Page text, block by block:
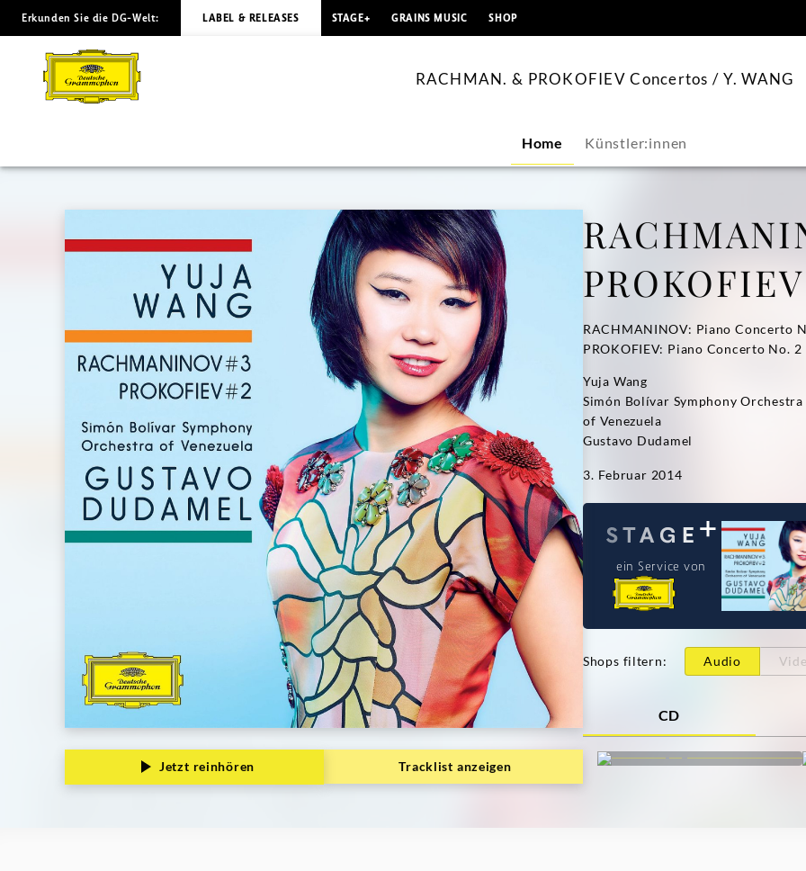
RACHMAN.
Concertos
Deutsche
Grammophon
Erkunden Sie die DG-Welt: LABEL & RELEASES STAGE+ GRAINS MUSIC SHOP
RACHMAN. & PROKOFIEV Concertos / Y. WANG
Home Künstler:innen
Jetzt reinhören Tracklist anzeigen
PROKOFIEV
RACHMANINOV: Piano Concerto
PROKOFIEV: Piano Concerto No. 2
Yuja Wang
Simón Bolívar Symphony Orchestra
of Venezuela
Gustavo Dudamel
3. Februar 2014
ein Service von
Shops filtern: Audio
CD